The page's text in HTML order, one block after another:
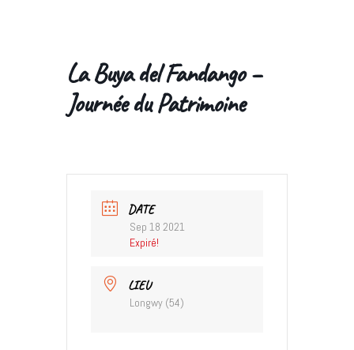
La Buya del Fandango –
Journée du Patrimoine
DATE
Sep 18 2021
Expiré!
LIEU
Longwy (54)